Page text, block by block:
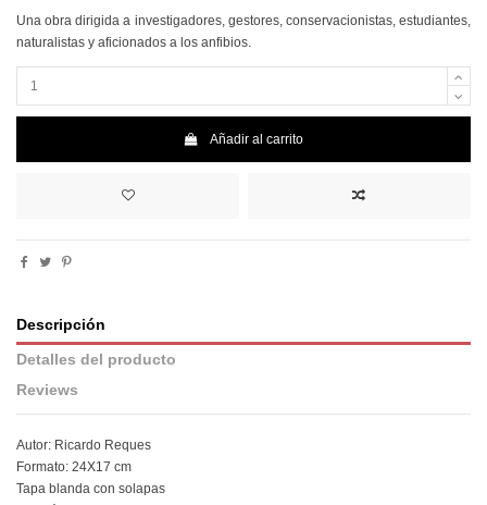
Una obra dirigida a investigadores, gestores, conservacionistas, estudiantes,
naturalistas y aficionados a los anfibios.
Añadir al carrito
Descripción
Detalles del producto
Reviews
Autor: Ricardo Reques
Formato: 24X17 cm
Tapa blanda con solapas